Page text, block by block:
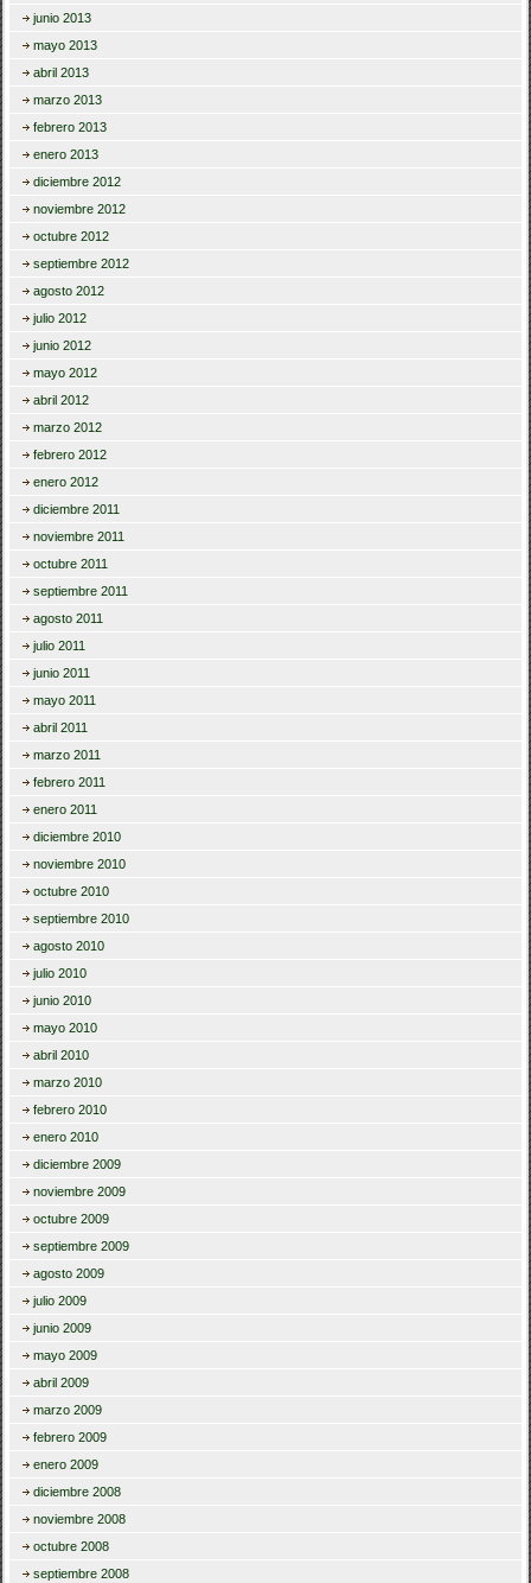
junio 2013
mayo 2013
abril 2013
marzo 2013
febrero 2013
enero 2013
diciembre 2012
noviembre 2012
octubre 2012
septiembre 2012
agosto 2012
julio 2012
junio 2012
mayo 2012
abril 2012
marzo 2012
febrero 2012
enero 2012
diciembre 2011
noviembre 2011
octubre 2011
septiembre 2011
agosto 2011
julio 2011
junio 2011
mayo 2011
abril 2011
marzo 2011
febrero 2011
enero 2011
diciembre 2010
noviembre 2010
octubre 2010
septiembre 2010
agosto 2010
julio 2010
junio 2010
mayo 2010
abril 2010
marzo 2010
febrero 2010
enero 2010
diciembre 2009
noviembre 2009
octubre 2009
septiembre 2009
agosto 2009
julio 2009
junio 2009
mayo 2009
abril 2009
marzo 2009
febrero 2009
enero 2009
diciembre 2008
noviembre 2008
octubre 2008
septiembre 2008